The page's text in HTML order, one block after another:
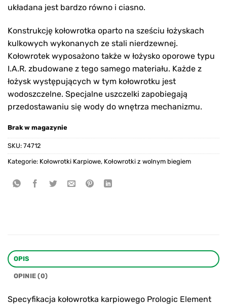
układana jest bardzo równo i ciasno.
Konstrukcję kołowrotka oparto na sześciu łożyskach
kulkowych wykonanych ze stali nierdzewnej.
Kołowrotek wyposażono także w łożysko oporowe typu
I.A.R. zbudowane z tego samego materiału. Każde z
łożysk występujących w tym kołowrotku jest
wodoszczelne. Specjalne uszczelki zapobiegają
przedostawaniu się wody do wnętrza mechanizmu.
Brak w magazynie
SKU: 74712
Kategorie: Kołowrotki Karpiowe, Kołowrotki z wolnym biegiem
OPIS
OPINIE (0)
Specyfikacja kołowrotka karpiowego Prologic Element